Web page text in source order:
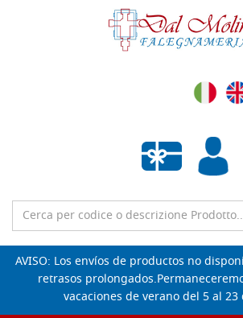
Lista de deseos
AVISO: Los envíos de productos no
retrasos
vacaciones de verano del 5 al 23